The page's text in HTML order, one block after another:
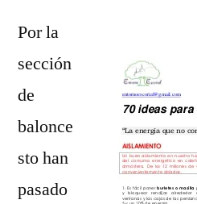
Por la
sección
de
balonce
sto han
pasado